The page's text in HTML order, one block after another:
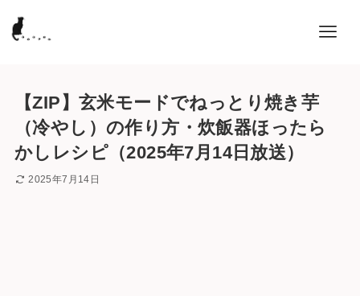
【ZIP】玄米モードでねっとり焼き芋
（冷やし）の作り方・炊飯器ほったら
かしレシピ（2025年7月14日放送）
2025年7月14日